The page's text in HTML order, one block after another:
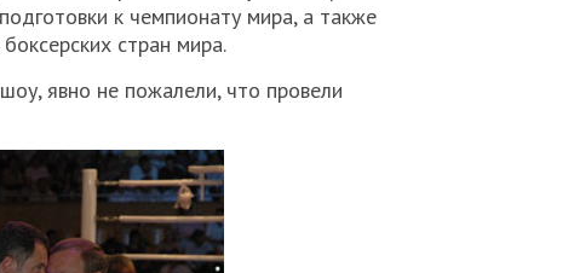
к чемпионату мира, а также
стран мира.
явно не пожалели, что провели